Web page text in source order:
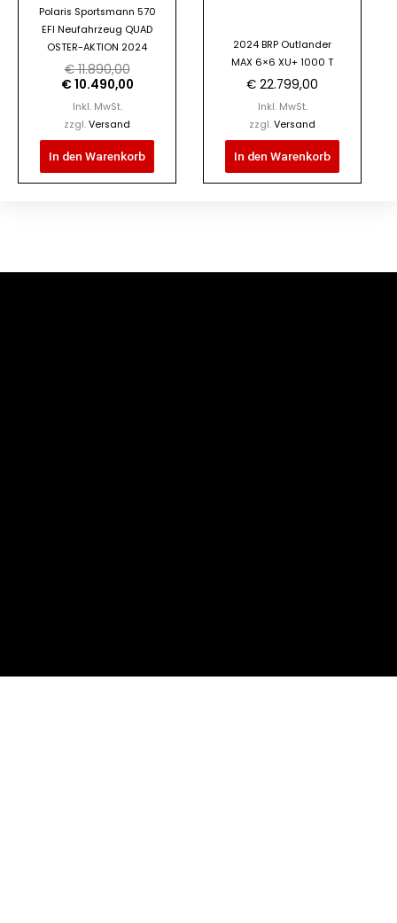
Polaris Sportsmann 570
EFI Neufahrzeug QUAD
OSTER-AKTION 2024
€11.890,00
€10.490,00
Inkl. MwSt.
zzgl. Versand
In den Warenkorb
2024 BRP Outlander
MAX 6×6 XU+ 1000 T
€ 22.799,00
Inkl. MwSt.
zzgl. Versand
In den Warenkorb